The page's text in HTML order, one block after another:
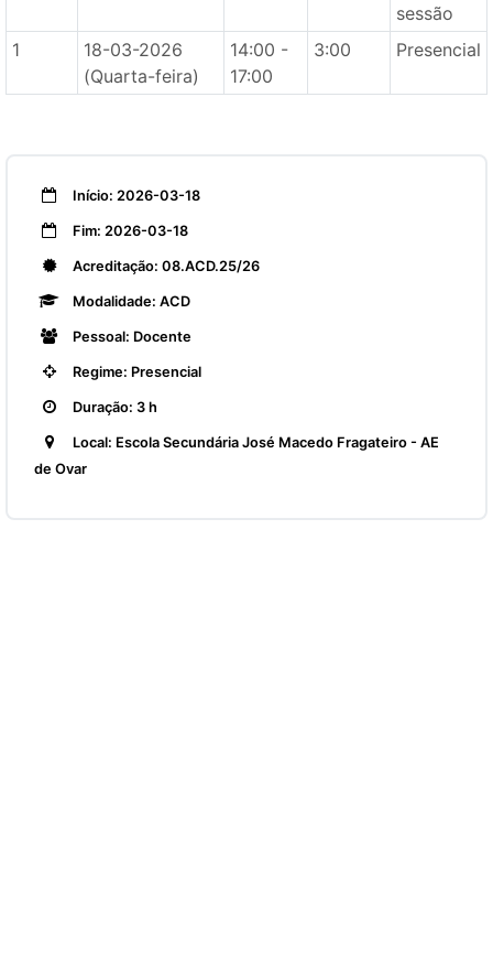
sessão
1
18-03-2026
(Quarta-feira)
14:00 -
17:00
3:00 Presencial
Início: 2026-03-18
Fim: 2026-03-18
Acreditação: 08.ACD.25/26
Modalidade: ACD
Pessoal: Docente
Regime: Presencial
Duração: 3 h
Local: Escola Secundária José Macedo Fragateiro - AE
de Ovar